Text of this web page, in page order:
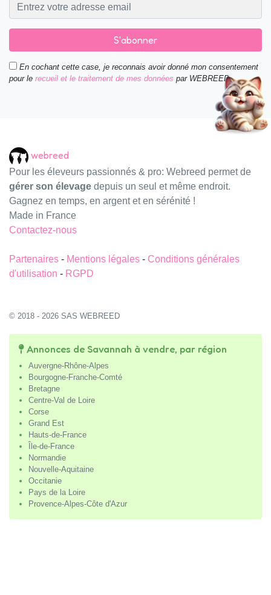
S'abonner
En cochant cette case, je reconnais avoir donné mon consentement
pour le recueil et le traitement de mes données par WEBREED.
webreed
Pour les éleveurs passionnés & pro: Webreed permet de
gérer son élevage depuis un seul et même endroit.
Gagnez en temps, en argent et en sérénité !
Made in France
Contactez-nous
Partenaires - Mentions légales - Conditions générales
d'utilisation - RGPD
© 2018 - 2026 SAS WEBREED
Annonces de Savannah à vendre, par région
Auvergne-Rhône-Alpes
Bourgogne-Franche-Comté
Bretagne
Centre-Val de Loire
Corse
Grand Est
Hauts-de-France
Île-de-France
Normandie
Nouvelle-Aquitaine
Occitanie
Pays de la Loire
Provence-Alpes-Côte d'Azur